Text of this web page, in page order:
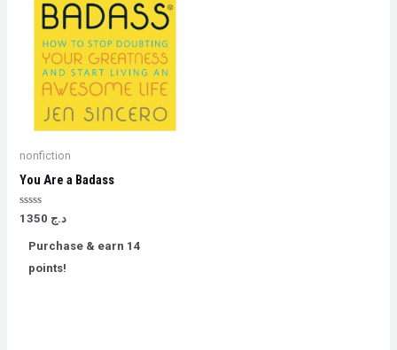
nonfiction
You Are a Badass
Rated
0
of
د.ج
Purchase & earn 14
points!